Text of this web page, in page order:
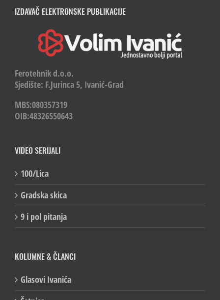
IZDAVAČ ELEKTRONSKE PUBLIKACIJE
Ferotehnik d.o.o.
Sjedište: F.Jurinca 5, Ivanić-Grad
MBS:080357319
OIB:48326550643
VIDEO SERIJALI
100/Lica
Gradska skica
9 i pol pitanja
KOLUMNE & ČLANCI
Glasovi Ivanića